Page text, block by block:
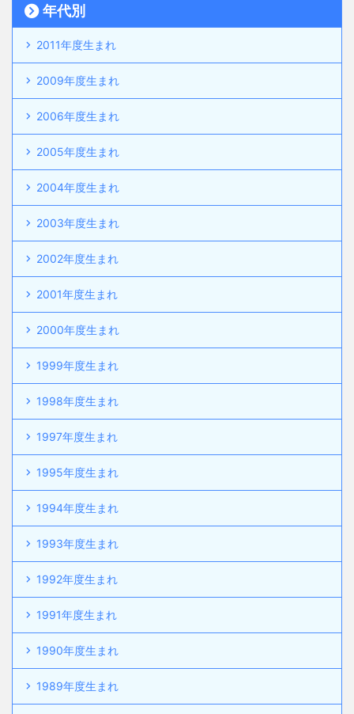
年代別
2011年度生まれ
2009年度生まれ
2006年度生まれ
2005年度生まれ
2004年度生まれ
2003年度生まれ
2002年度生まれ
2001年度生まれ
2000年度生まれ
1999年度生まれ
1998年度生まれ
1997年度生まれ
1995年度生まれ
1994年度生まれ
1993年度生まれ
1992年度生まれ
1991年度生まれ
1990年度生まれ
1989年度生まれ